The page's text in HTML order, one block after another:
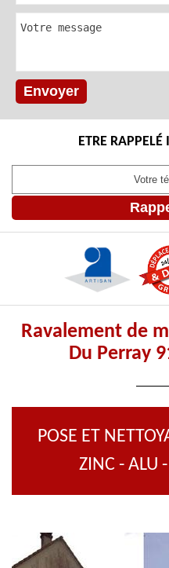
ETRE
Ravalement de
Du Perray
POSE ET
ZINC - ALU